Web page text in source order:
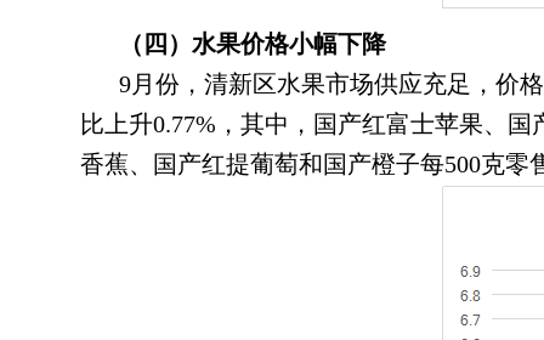
（四）水果价格小幅下降
9月份 ， 清新区水果市场供应充足，价
比上升0.77%，其中 ， 国产红富士苹果、国
香蕉、国产红提葡萄和国产橙子每500克零